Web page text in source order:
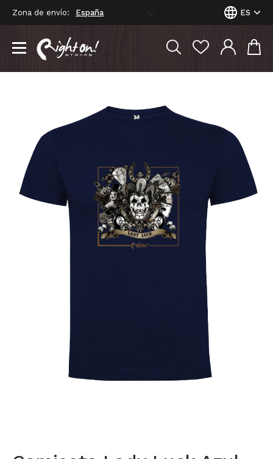
Zona de envío: ES